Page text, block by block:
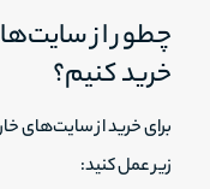
چطور از
خرید کنیم؟
برای خرید از سایت‌های
زیر عمل کنید: